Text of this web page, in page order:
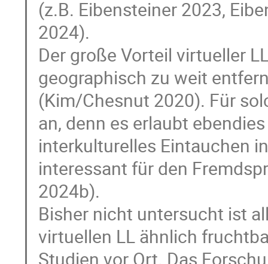
(z.B. Eibensteiner 2023,
2024).
Der große Vorteil virtueller
geographisch zu weit
(Kim/Chesnut 2020). Für
an, denn es erlaubt
interkulturelles Eintauchen
interessant für den
2024b).
Bisher nicht untersucht ist
virtuellen LL ähnlich
Studien vor Ort. Das